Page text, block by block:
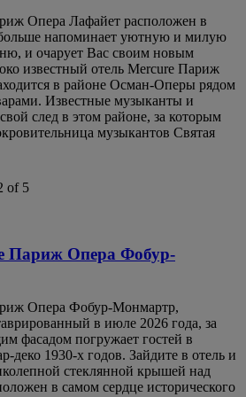
Опера Лафайет расположен в
напоминает уютную и милую
и очарует Вас своим новым
известный отель Mercure Париж
в районе Осман-Оперы рядом
Известные музыканты и
след в этом районе, за которым
музыкантов Святая
of 5
Париж Опера Фобур-
Опера Фобур-Монмартр,
в июле 2026 года, за
фасадом погружает гостей в
деко 1930-х годов. Зайдите в отель и
стеклянной крышей над
в самом сердце исторического